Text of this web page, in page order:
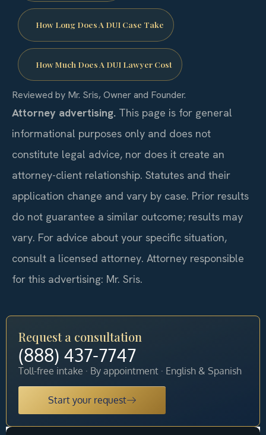
How Long Does A DUI Case Take
How Much Does A DUI Lawyer Cost
Reviewed by Mr. Sris, Owner and Founder.
Attorney advertising. This page is for general
informational purposes only and does not
constitute legal advice, nor does it create an
attorney-client relationship. Statutes and their
application change and vary by case. Prior results
do not guarantee a similar outcome; results may
vary. For advice about your specific situation,
consult a licensed attorney. Attorney responsible
for this advertising: Mr. Sris.
Request a consultation
(888) 437-7747
Toll-free intake · By appointment · English & Spanish
Start your request